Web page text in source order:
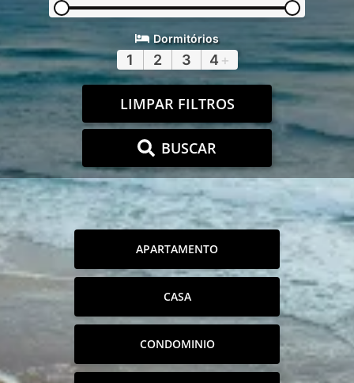
Dormitórios
1 2 3 4 +
LIMPAR FILTROS
BUSCAR
APARTAMENTO
CASA
CONDOMINIO